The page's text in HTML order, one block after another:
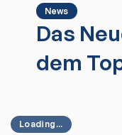
News
Das
dem
Loading...